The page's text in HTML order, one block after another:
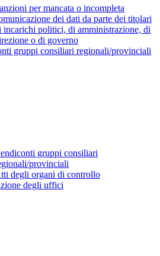
per mancata o incompleta
dei dati da parte dei titolari
incarichi politici, di amministrazione, di
o di governo
gruppi consiliari regionali/provinciali
gruppi consiliari
provinciali
degli organi di controllo
degli uffici